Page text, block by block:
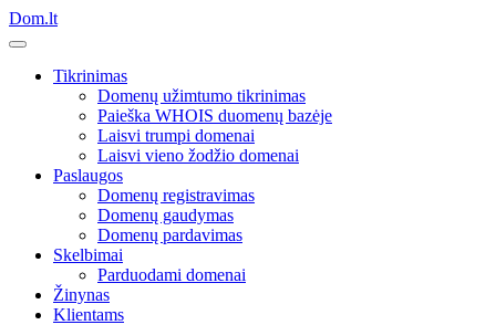
Dom.lt
Tikrinimas
Domenų užimtumo tikrinimas
Paieška WHOIS duomenų bazėje
Laisvi trumpi domenai
Laisvi vieno žodžio domenai
Paslaugos
Domenų registravimas
Domenų gaudymas
Domenų pardavimas
Skelbimai
Parduodami domenai
Žinynas
Klientams